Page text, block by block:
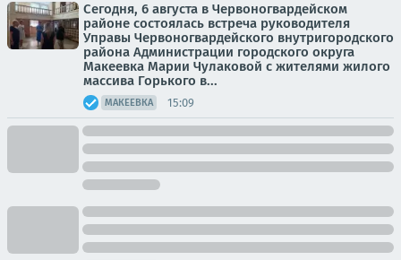
Сегодня, 6 августа в Червоногвардейском
районе состоялась встреча руководителя
Управы Червоногвардейского внутригородского
района Администрации городского округа
Макеевка Марии Чулаковой с жителями жилого
массива Горького в...
МАКЕЕВКА 15:09